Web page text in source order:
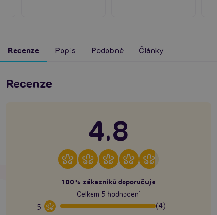
Recenze Popis Podobné Články
Recenze
4.8
100% zákazníků doporučuje
Celkem 5 hodnocení
5
(4)